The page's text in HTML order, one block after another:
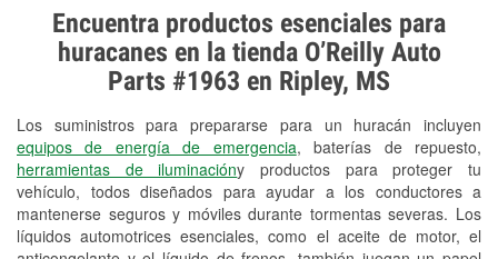
Encuentra productos esenciales para
huracanes en la tienda O’Reilly Auto
Parts #1963 en Ripley, MS
Los suministros para prepararse para un huracán incluyen
equipos de energía de emergencia, baterías de repuesto,
herramientas de iluminacióny productos para proteger tu
vehículo, todos diseñados para ayudar a los conductores a
mantenerse seguros y móviles durante tormentas severas. Los
líquidos automotrices esenciales, como el aceite de motor, el
Prueba de alternadores y
arrancadores
Revisión de la luz "Check Engine"
Reciclaje de baterías y aceite
Instalación de bombillas de faros
Instalación de limpiaparabrisas